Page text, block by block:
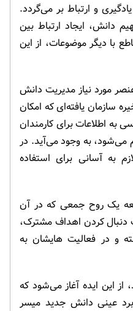
و ارتباط بر می‌گردد.
دانش، ایجاد ارتباط بین
با دیگر موضوعات، از این
مورد نیاز مدیریت دانش
سازمان یافته‌ای که امکان
اطلاعات برای کارمندان
می‌شود، به وجود می‌آید. در
به آسانی برای استفاده
یک روح جمعی که در آن
دنبال کردن اهداف مشترک،
و در فعالیت هایشان به
از این ایده آغاز می‌شود که
عینی دانش جدید میسر